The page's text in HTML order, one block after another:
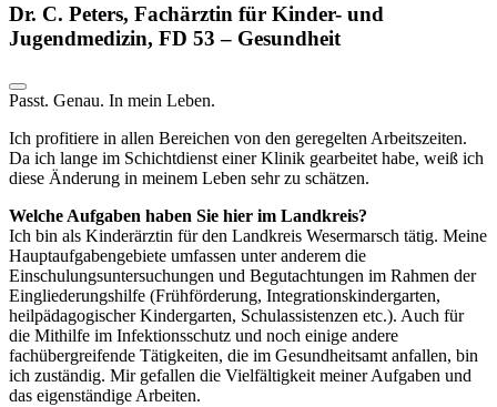
Dr. C. Peters, Fachärztin für Kinder- und
Jugendmedizin, FD 53 – Gesundheit
Passt. Genau. In mein Leben.
Ich profitiere in allen Bereichen von den geregelten Arbeitszeiten.
Da ich lange im Schichtdienst einer Klinik gearbeitet habe, weiß ich
diese Änderung in meinem Leben sehr zu schätzen.
Welche Aufgaben haben Sie hier im Landkreis?
Ich bin als Kinderärztin für den Landkreis Wesermarsch tätig. Meine
Hauptaufgabengebiete umfassen unter anderem die
Einschulungsuntersuchungen und Begutachtungen im Rahmen der
Eingliederungshilfe (Frühförderung, Integrationskindergarten,
heilpädagogischer Kindergarten, Schulassistenzen etc.). Auch für
die Mithilfe im Infektionsschutz und noch einige andere
fachübergreifende Tätigkeiten, die im Gesundheitsamt anfallen, bin
ich zuständig. Mir gefallen die Vielfältigkeit meiner Aufgaben und
das eigenständige Arbeiten.